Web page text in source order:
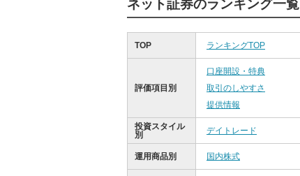
ネット証券のランキング一覧
TOP ランキングTOP
評価項目別
口座開設・特典
取引のしやすさ
提供情報
投資スタイル
別
デイトレード
運用商品別 国内株式